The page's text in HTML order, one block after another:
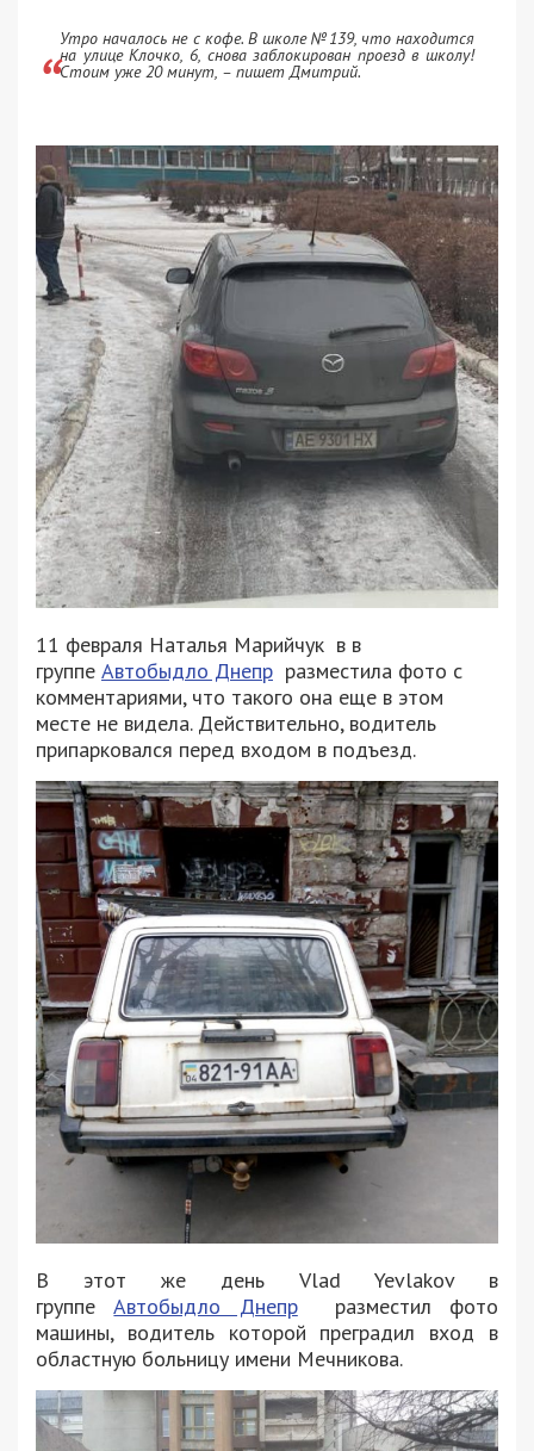
Утро началось не с кофе. В школе №139, что находится
на улице Клочко, 6, снова заблокирован проезд в школу!
Стоим уже 20 минут, – пишет Дмитрий.
11 февраля Наталья Марийчук в в
группе Автобыдло Днепр разместила фото с
комментариями, что такого она еще в этом
месте не видела. Действительно, водитель
припарковался перед входом в подъезд.
В этот же день Vlad Yevlakov в
группе
Автобыдло Днепрразместил фото
машины, водитель которой преградил вход в
областную больницу имени Мечникова.